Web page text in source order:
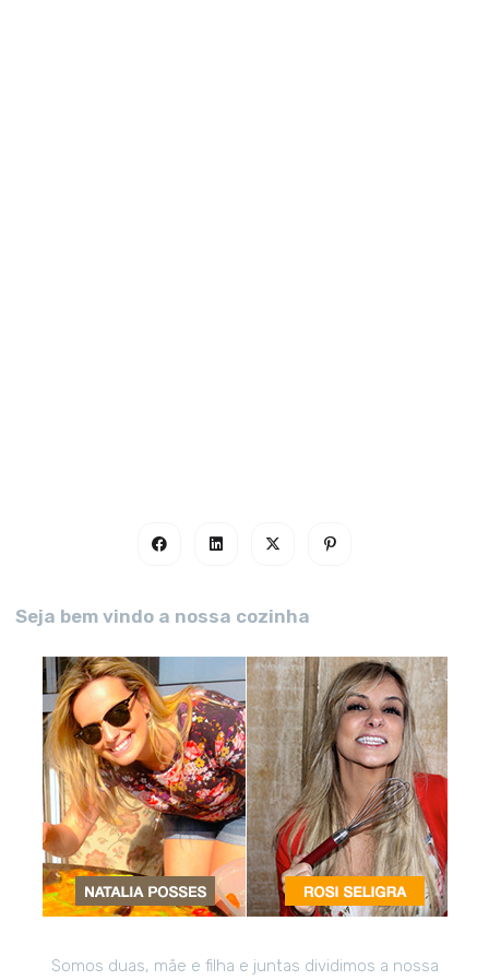
Seja bem vindo a nossa cozinha
Somos duas, mãe e filha e juntas dividimos a nossa